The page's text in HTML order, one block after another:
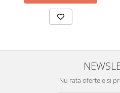
Nu rata ofertele si